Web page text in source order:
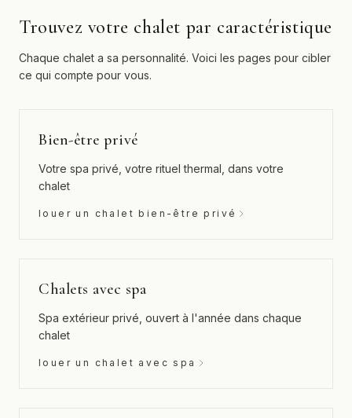
Trouvez votre chalet par caractéristique
Chaque chalet a sa personnalité. Voici les pages pour cibler
ce qui compte pour vous.
Bien-être privé
Votre spa privé, votre rituel thermal, dans votre
chalet
louer un chalet bien-être privé
Chalets avec spa
Spa extérieur privé, ouvert à l'année dans chaque
chalet
louer un chalet avec spa